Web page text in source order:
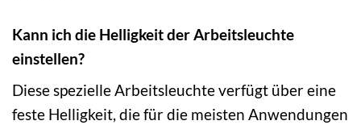
Kann ich die Helligkeit der Arbeitsleuchte
einstellen?
Diese spezielle Arbeitsleuchte verfügt über eine
feste Helligkeit, die für die meisten Anwendungen